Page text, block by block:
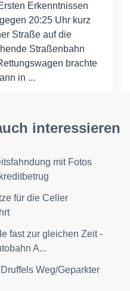
Erkenntnissen
20:25 Uhr kurz
Straße auf die
Straßenbahn
brachte
in ...
interessieren
mit Fotos
für die Celler
fast zur gleichen Zeit -
A...
Weg/Geparkter